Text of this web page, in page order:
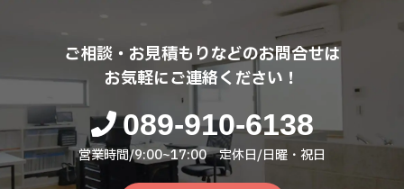
ご相談・お見積もりなどのお問合せは
お気軽にご連絡ください！
089-910-6138
営業時間/9:00~17:00 定休日/日曜・祝日